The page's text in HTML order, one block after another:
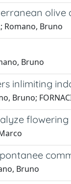
olive
Romano, Bruno
Bruno
inlimiting
Bruno;
flowering
Bruno